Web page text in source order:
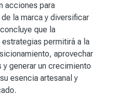
acciones para
la marca y diversificar
que la
permitirá a la
aprovechar
generar un crecimiento
esencia artesanal y